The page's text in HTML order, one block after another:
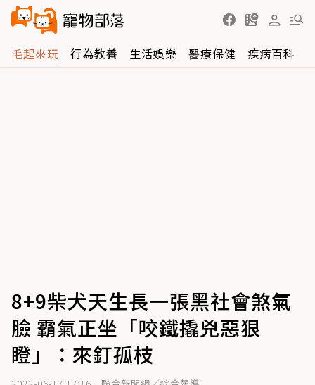
毛起來玩 行為教養 生活娛樂 醫療保健 疾病百科
8+9柴犬天生長一張黑社會煞氣
臉 霸氣正坐「咬鐵撬兇惡狠
瞪」：來釘孤枝